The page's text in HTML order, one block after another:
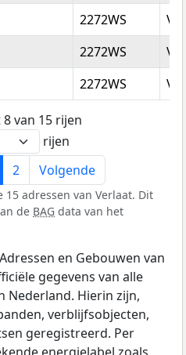
2272WS
2272WS
2272WS
van 15 rijen
rijen
2 Volgende
adressen van Verlaat. Dit
de BAG data van het
en Gebouwen van
gegevens van alle
Nederland. Hierin zijn,
verblijfsobjecten,
geregistreerd. Per